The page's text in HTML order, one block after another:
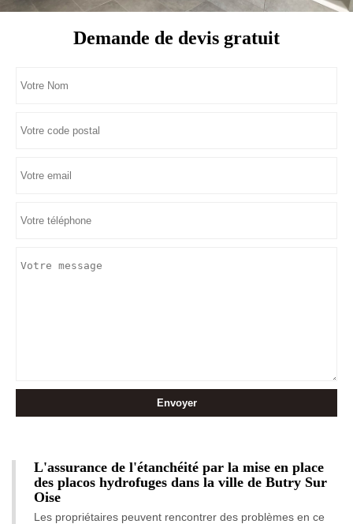
Demande de devis gratuit
L'assurance de l'étanchéité par la mise en place
des placos hydrofuges dans la ville de Butry Sur
Oise
Les propriétaires peuvent rencontrer des problèmes en ce